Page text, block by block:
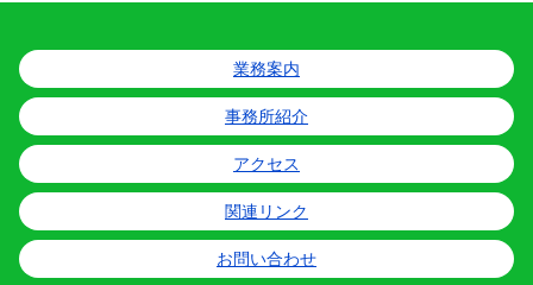
業務案内
事務所紹介
アクセス
関連リンク
お問い合わせ